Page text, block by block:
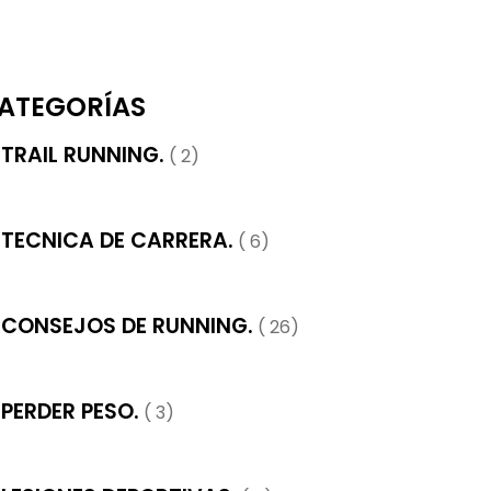
TRAIL RUNNING. ( 2)
TECNICA DE CARRERA. ( 6)
CONSEJOS DE RUNNING. ( 26)
PERDER PESO. ( 3)